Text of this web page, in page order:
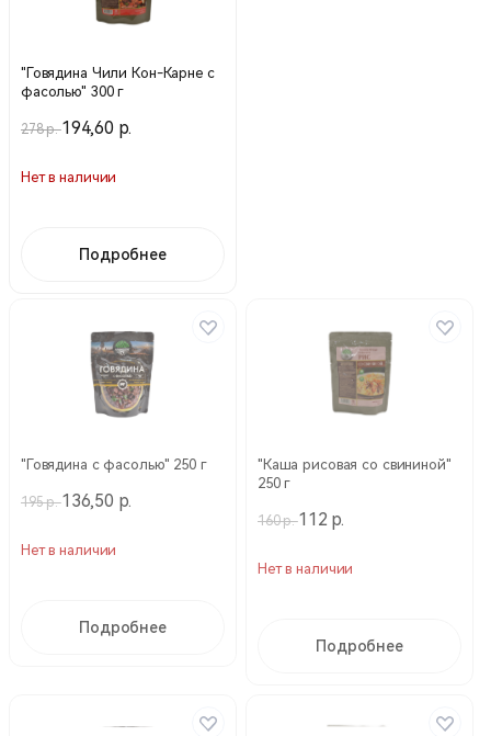
"Говядина Чили Кон-Карне с
фасолью" 300 г
278 р.194,60 р.
Нет в наличии
Подробнее
"Говядина с фасолью" 250 г
195 р.136,50 р.
Нет в наличии
Подробнее
"Каша рисовая со свининой"
250 г
160 р.112 р.
Нет в наличии
Подробнее